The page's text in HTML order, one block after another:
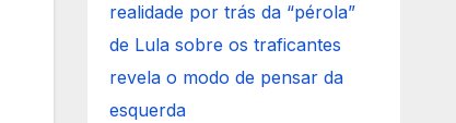
realidade por trás da “pérola”
de Lula sobre os traficantes
revela o modo de pensar da
esquerda